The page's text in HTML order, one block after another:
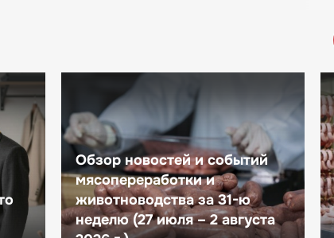
Обзор новостей и событий
мясопереработки и
животноводства за 31-ю
неделю (27 июля – 2 августа